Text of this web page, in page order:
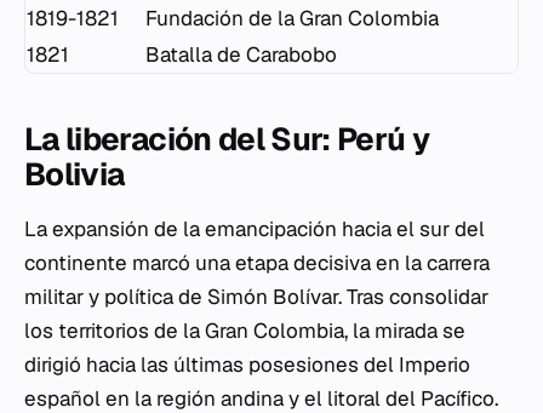
1819-1821
Fundación de la Gran Colombia
1821
Batalla de Carabobo
La liberación del Sur: Perú y
Bolivia
La expansión de la emancipación hacia el sur del
continente marcó una etapa decisiva en la carrera
militar y política de Simón Bolívar. Tras consolidar
los territorios de la Gran Colombia, la mirada se
dirigió hacia las últimas posesiones del Imperio
español en la región andina y el litoral del Pacífico.